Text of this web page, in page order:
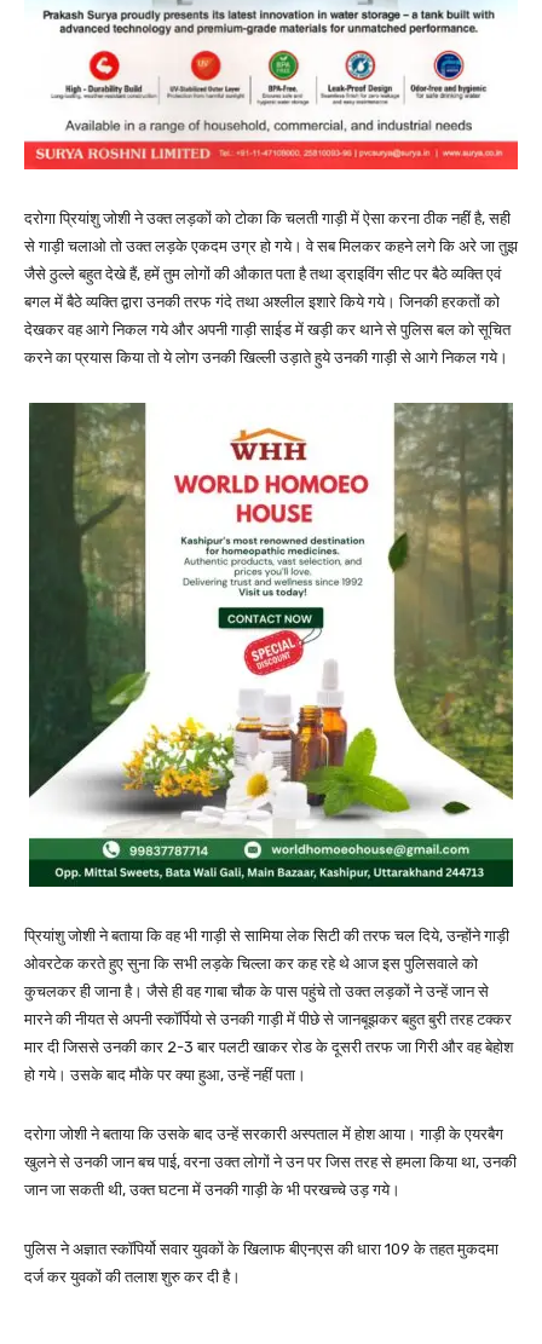
दरोगा प्रियांशु जोशी ने उक्त लड़कों को टोका कि चलती गाड़ी में ऐसा करना ठीक नहीं है, सही
से गाड़ी चलाओ तो उक्त लड़के एकदम उग्र हो गये। वे सब मिलकर कहने लगे कि अरे जा तुझ
जैसे ठुल्ले बहुत देखे हैं, हमें तुम लोगों की औकात पता है तथा ड्राइविंग सीट पर बैठे व्यक्ति एवं
बगल में बैठे व्यक्ति द्वारा उनकी तरफ गंदे तथा अश्लील इशारे किये गये। जिनकी हरकतों को
देखकर वह आगे निकल गये और अपनी गाड़ी साईड में खड़ी कर थाने से पुलिस बल को सूचित
करने का प्रयास किया तो ये लोग उनकी खिल्ली उड़ाते हुये उनकी गाड़ी से आगे निकल गये।
प्रियांशु जोशी ने बताया कि वह भी गाड़ी से सामिया लेक सिटी की तरफ चल दिये, उन्होंने गाड़ी
ओवरटेक करते हुए सुना कि सभी लड़के चिल्ला कर कह रहे थे आज इस पुलिसवाले को
कुचलकर ही जाना है। जैसे ही वह गाबा चौक के पास पहुंचे तो उक्त लड़कों ने उन्हें जान से
मारने की नीयत से अपनी स्कॉर्पियो से उनकी गाड़ी में पीछे से जानबूझकर बहुत बुरी तरह टक्कर
मार दी जिससे उनकी कार 2-3 बार पलटी खाकर रोड के दूसरी तरफ जा गिरी और वह बेहोश
हो गये। उसके बाद मौके पर क्या हुआ, उन्हें नहीं पता।
दरोगा जोशी ने बताया कि उसके बाद उन्हें सरकारी अस्पताल में होश आया। गाड़ी के एयरबैग
खुलने से उनकी जान बच पाई, वरना उक्त लोगों ने उन पर जिस तरह से हमला किया था, उनकी
जान जा सकती थी, उक्त घटना में उनकी गाड़ी के भी परखच्चे उड़ गये।
पुलिस ने अज्ञात स्कॉपिर्यो सवार युवकों के खिलाफ बीएनएस की धारा 109 के तहत मुकदमा
दर्ज कर युवकों की तलाश शुरु कर दी है।